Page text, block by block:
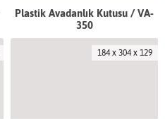
Plastik Avadanlık Kutusu / VA-
350
184 x 304 x 129